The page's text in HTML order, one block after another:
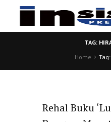
TAG:
Home
Tag:
Rehal Buku